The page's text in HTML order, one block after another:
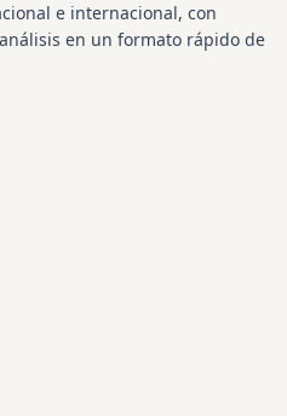
e internacional, con
en un formato rápido de